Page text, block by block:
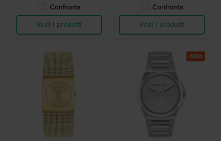
Confronta
Vedi i prodotti
Confronta
Vedi i prodotti
-50%